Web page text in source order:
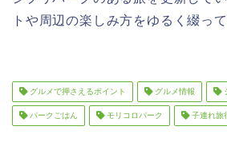
トや周辺の楽しみ方をゆるく綴って
グルメで押さえるポイント グルメ情報
パークごはん モリコロパーク 子連れ旅